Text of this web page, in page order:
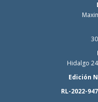
Hidalgo
Edición
RL-2022-